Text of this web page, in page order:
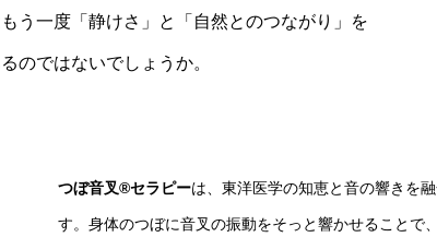
う一度「静けさ」と「自然とのつながり」を
のではないでしょうか。
つぼ音叉®セラピーは、東洋医学の知恵と音の響きを
す。身体のつぼに音叉の振動をそっと響かせることで、